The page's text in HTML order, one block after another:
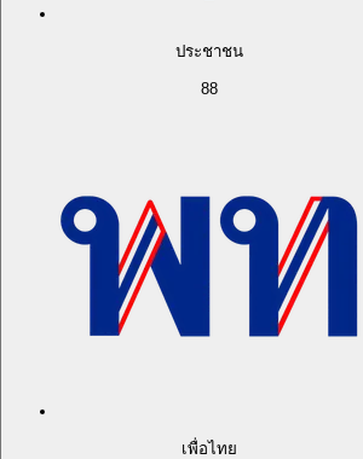
ประชาชน
88
เพื่อไทย